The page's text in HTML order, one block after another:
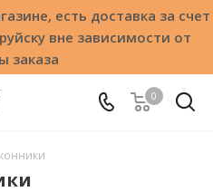
есть доставка за счет
вне зависимости от
заказа
0